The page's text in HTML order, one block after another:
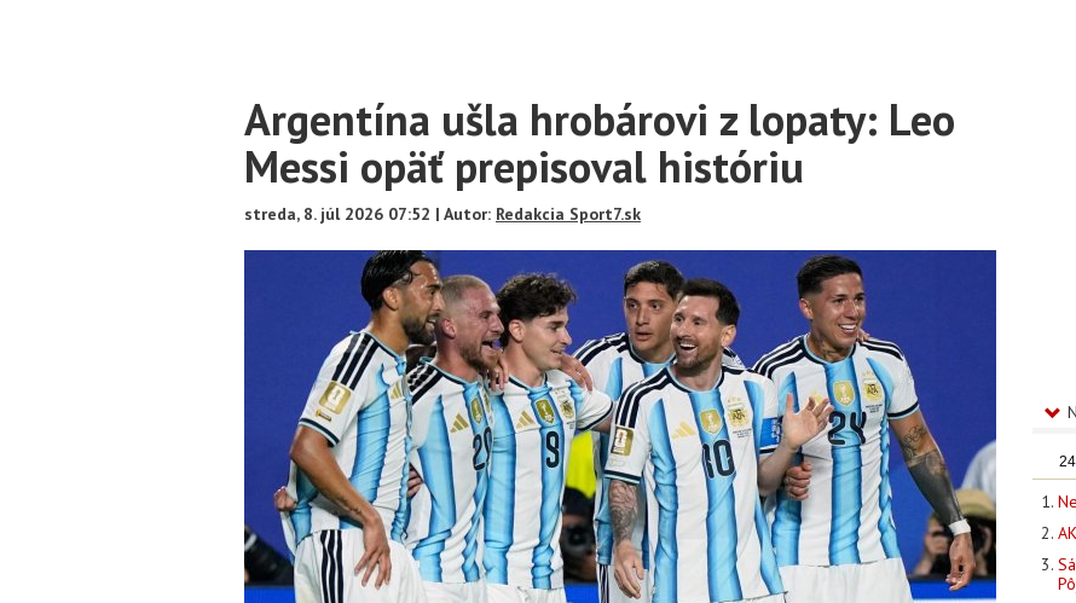
Main
Content
Argentína ušla hrobárovi z lopaty: Leo
Messi opäť prepisoval históriu
streda, 8. júl 2026 07:52 | Autor: Redakcia Sport7.sk